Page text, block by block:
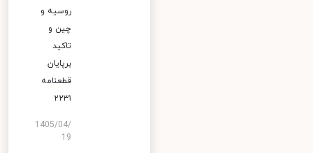
روسیه و
چین و
تاکید
برپایان
قطعنامه
۲۲۳۱
1405/04/
19